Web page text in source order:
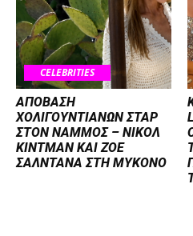
CELEBRITIES
ΑΠΟΒΑΣΗ
ΧΟΛΙΓΟΥΝΤΙΑΝΩΝ ΣΤΑΡ
ΣΤΟΝ NΑΜΜΟΣ – ΝΙΚΟΛ
ΚΙΝΤΜΑΝ ΚΑΙ ΖΟΕ
ΣΑΛΝΤΑΝΑ ΣΤΗ ΜΥΚΟΝΟ